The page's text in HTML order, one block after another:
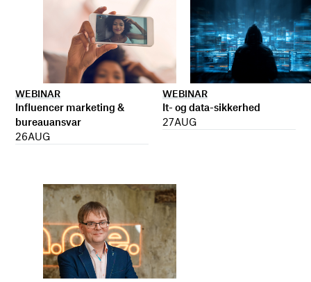
WEBINAR
Influencer marketing &
bureauansvar
26AUG
WEBINAR
It- og data-sikkerhed
27AUG